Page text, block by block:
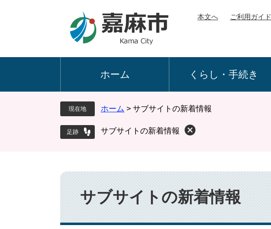
本文へ ご利用ガイド
ホーム くらし・手続き
現在地 ホーム > サブサイトの新着情報
サブサイトの新着情報
本
文
サブサイトの新着情報